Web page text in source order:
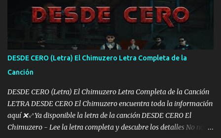
otra Música Surcando bien mi camino voy por mi línea no veo a
los lados aquel que no corre vuela no se me duerm voy chicoteado
Ya pasé varias hazañas ya tienen rato que me agarran el colmillo
de este León los estatales no sé esperaron Al tiro esta la PrimiZa
también la nueve que cargo al lado doy la mano al que su amigo y
al traicionero damos pa abajo Y No me paran aquí hay pa más
pues hay charola les voy a dar hasta topar pues no hay de otra...
DESDE CERO (Letra) El Chimuzero Letra Completa de la
Canción
DESDE CERO (Letra) El Chimuzero Letra Completa de la Canción
LETRA DESDE CERO El Chimuzero encuentra toda la información
aquí ❌♐ Ya disponible la letra de la canción DESDE CERO El
Chimuzero - Lee la letra completa y descubre los detalles No nací